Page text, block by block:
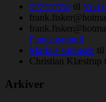
שירותי ליווי til Vild
Fangstgaranti!
Markus sørensen til
Christian Klæstrup
Arkiver